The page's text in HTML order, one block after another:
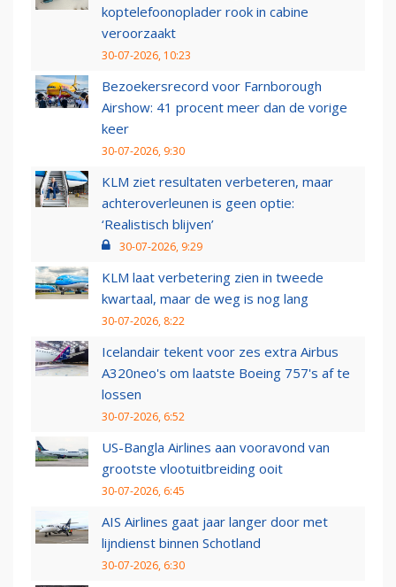
koptelefoonoplader rook in cabine
veroorzaakt
30-07-2026, 10:23
Bezoekersrecord voor Farnborough
Airshow: 41 procent meer dan de vorige
keer
30-07-2026, 9:30
KLM ziet resultaten verbeteren, maar
achteroverleunen is geen optie:
‘Realistisch blijven’
30-07-2026, 9:29
KLM laat verbetering zien in tweede
kwartaal, maar de weg is nog lang
30-07-2026, 8:22
Icelandair tekent voor zes extra Airbus
A320neo's om laatste Boeing 757's af te
lossen
30-07-2026, 6:52
US-Bangla Airlines aan vooravond van
grootste vlootuitbreiding ooit
30-07-2026, 6:45
AIS Airlines gaat jaar langer door met
lijndienst binnen Schotland
30-07-2026, 6:30